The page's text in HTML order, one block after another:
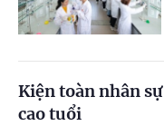
Kiện toàn nhân
cao tuổi